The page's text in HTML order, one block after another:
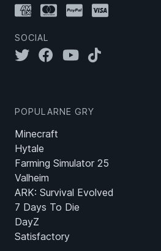
SOCIAL
POPULARNE GRY
Minecraft
Hytale
Farming Simulator 25
Valheim
ARK: Survival Evolved
7 Days To Die
DayZ
Satisfactory